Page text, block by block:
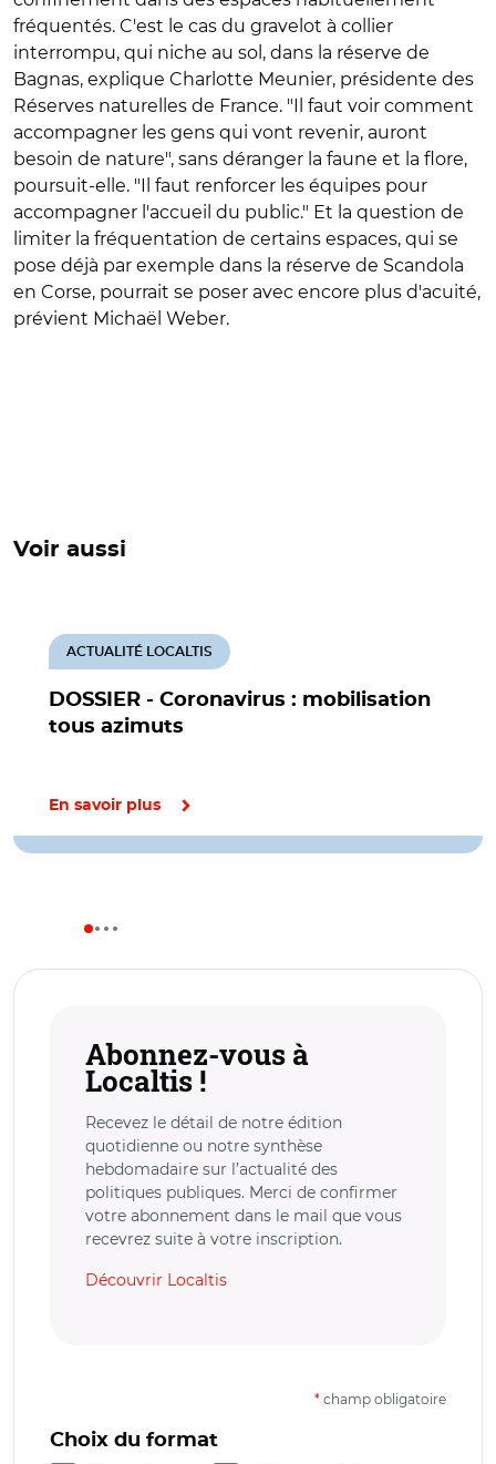
fréquentés. C'est le cas du gravelot à collier
interrompu, qui niche au sol, dans la réserve de
Bagnas, explique Charlotte Meunier, présidente des
Réserves naturelles de France. "Il faut voir comment
accompagner les gens qui vont revenir, auront
besoin de nature", sans déranger la faune et la flore,
poursuit-elle. "Il faut renforcer les équipes pour
accompagner l'accueil du public." Et la question de
limiter la fréquentation de certains espaces, qui se
pose déjà par exemple dans la réserve de Scandola
en Corse, pourrait se poser avec encore plus d'acuité,
prévient Michaël Weber.
Voir aussi
DOSSIER - Coronavirus : mobilisation
tous azimuts
ACTUALITÉ LOCALTIS
En savoir plus
Abonnez-vous à
Localtis !
Recevez le détail de notre édition
quotidienne ou notre synthèse
hebdomadaire sur l’actualité des
politiques publiques. Merci de confirmer
votre abonnement dans le mail que vous
recevrez suite à votre inscription.
Découvrir Localtis
* champ obligatoire
Choix du format